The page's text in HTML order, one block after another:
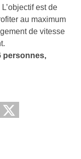
est de
au maximum
de vitesse
personnes,